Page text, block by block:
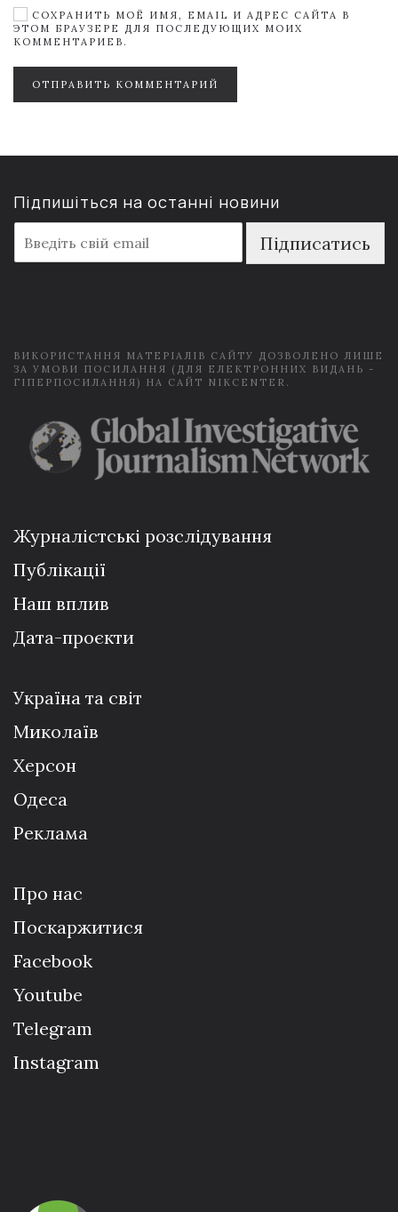
СОХРАНИТЬ МОЁ ИМЯ, EMAIL И АДРЕС САЙТА В
ЭТОМ БРАУЗЕРЕ ДЛЯ ПОСЛЕДУЮЩИХ МОИХ
КОММЕНТАРИЕВ.
ОТПРАВИТЬ КОММЕНТАРИЙ
Підпишіться на останні новини
m
a
Підписатись
ВИКОРИСТАННЯ МАТЕРІАЛІВ САЙТУ ДОЗВОЛЕНО ЛИШЕ
ЗА УМОВИ ПОСИЛАННЯ (ДЛЯ ЕЛЕКТРОННИХ ВИДАНЬ -
ГІПЕРПОСИЛАННЯ) НА САЙТ NIKCENTER.
Журналістські розслідування
Публікації
Наш вплив
Дата-проєкти
Україна та світ
Миколаїв
Херсон
Одеса
Реклама
Про нас
Поскаржитися
Facebook
Youtube
Telegram
Instagram